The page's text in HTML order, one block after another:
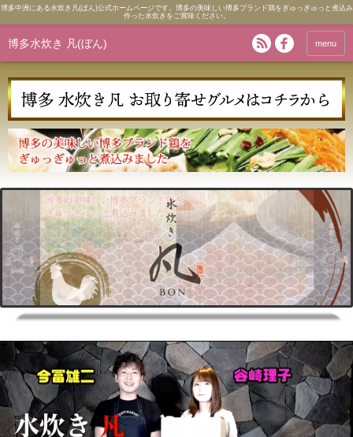
博多中洲にある水炊き凡(ぼん)公式ホームページです。博多の美味しい博多ブランド鶏をぎゅっぎゅっと煮込み
作った水炊きをご賞味ください。
博多水炊き 凡(ぼん) menu